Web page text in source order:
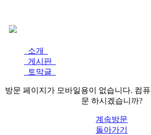
소개
게시판
토막글
방문 페이지가 모바일용이 없습니다. 컴
문 하시겠습니까?
계속방문
돌아가기